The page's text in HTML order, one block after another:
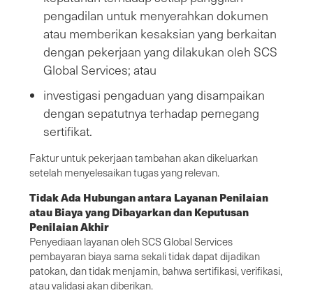
pengadilan untuk menyerahkan dokumen
atau memberikan kesaksian yang berkaitan
dengan pekerjaan yang dilakukan oleh SCS
Global Services; atau
investigasi pengaduan yang disampaikan
dengan sepatutnya terhadap pemegang
sertifikat.
Faktur untuk pekerjaan tambahan akan dikeluarkan
setelah menyelesaikan tugas yang relevan.
Tidak Ada Hubungan antara Layanan Penilaian
atau Biaya yang Dibayarkan dan Keputusan
Penilaian Akhir
Penyediaan layanan oleh SCS Global Services
pembayaran biaya sama sekali tidak dapat dijadikan
patokan, dan tidak menjamin, bahwa sertifikasi, verifikasi,
atau validasi akan diberikan.